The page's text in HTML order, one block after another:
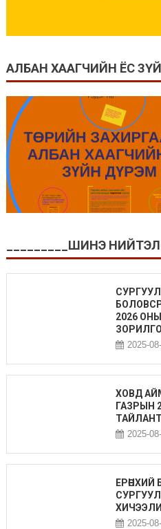
АЛБАН ХААГЧИЙН ЁС
_________ШИНЭ
2026
2025-
ХОВД
ГАЗРЫН
2025-
2025-